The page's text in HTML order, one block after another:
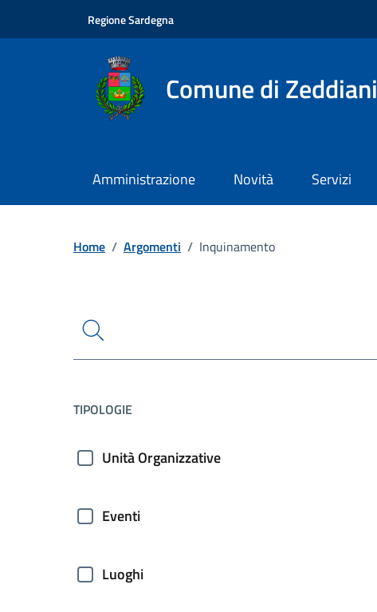
Regione Sardegna
Comune di Zeddiani
Amministrazione Novità Servizi
Ricerca
Home / Argomenti / Inquinamento
filtri da applicare
TIPOLOGIE
Unità Organizzative
Eventi
Luoghi